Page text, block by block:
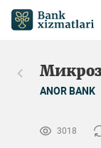
ANOR BANK
3018